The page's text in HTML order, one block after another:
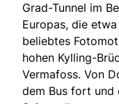
Grad-Tunnel im
Europas, die
beliebtes
hohen Kylling-
Vermafoss. Von
dem Bus fort und